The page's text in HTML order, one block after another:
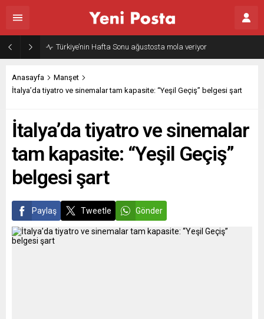
Türkiye’nin Hafta Sonu ağustosta mola veriyor
Anasayfa
Manşet
İtalya’da tiyatro ve sinemalar tam kapasite: “Yeşil Geçiş” belgesi şart
İtalya’da tiyatro ve sinemalar
tam kapasite: “Yeşil Geçiş”
belgesi şart
Paylaş Tweetle Gönder